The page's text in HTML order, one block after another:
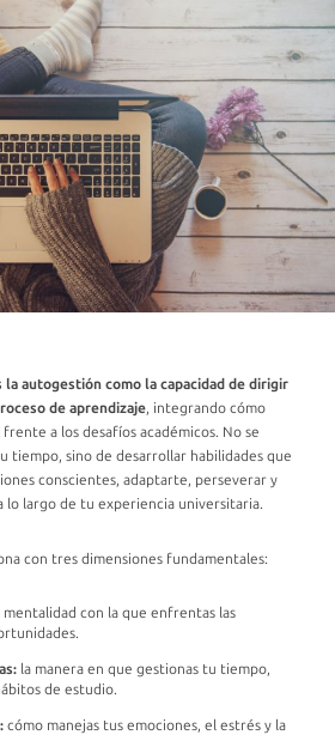
la autogestión como la capacidad de dirigir
de aprendizaje, integrando cómo
a los desafíos académicos. No se
tiempo, sino de desarrollar habilidades que
conscientes, adaptarte, perseverar y
lo largo de tu experiencia universitaria.
con tres dimensiones fundamentales:
con la que enfrentas las
la manera en que gestionas tu tiempo,
de estudio.
cómo manejas tus emociones, el estrés y la